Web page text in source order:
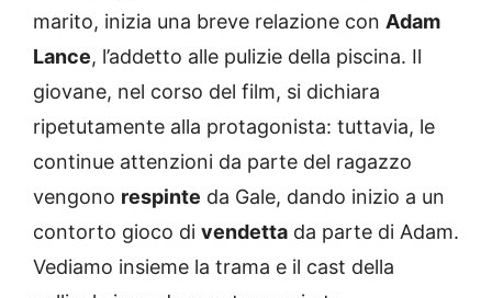
marito, inizia una breve relazione con Adam
Lance, l’addetto alle pulizie della piscina. Il
giovane, nel corso del film, si dichiara
ripetutamente alla protagonista: tuttavia, le
continue attenzioni da parte del ragazzo
vengono respinte da Gale, dando inizio a un
contorto gioco di vendetta da parte di Adam.
Vediamo insieme la trama e il cast della